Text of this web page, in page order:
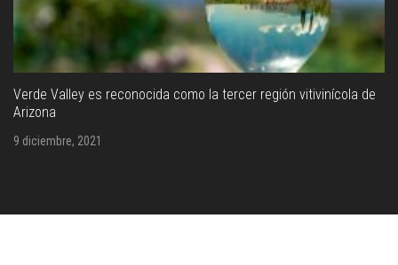
Verde Valley es reconocida como la tercer región vitivinícola de
Arizona
9 diciembre, 2021